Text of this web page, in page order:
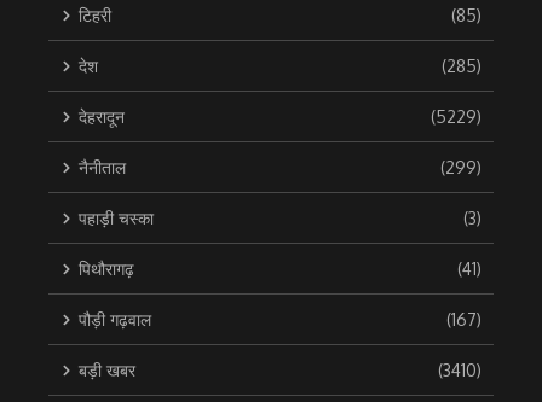
टिहरी (85)
देश (285)
देहरादून (5229)
नैनीताल (299)
पहाड़ी चस्का (3)
पिथौरागढ़ (41)
पौड़ी गढ़वाल (167)
बड़ी खबर (3410)